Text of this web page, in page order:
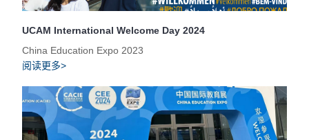
UCAM International Welcome Day 2024
China Education Expo 2023
阅读更多>